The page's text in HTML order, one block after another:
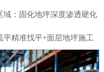
域：固化地坪深度渗透硬化
平精准找平+面层地坪施工